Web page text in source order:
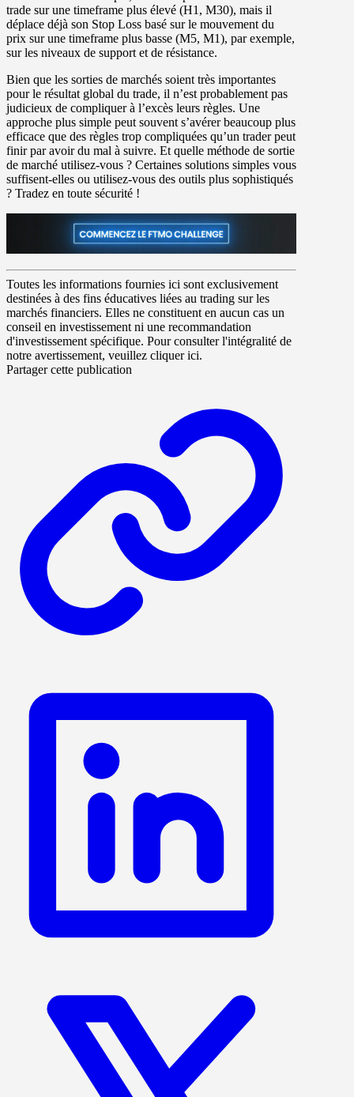
trade sur une timeframe plus élevé (H1, M30), mais il
déplace déjà son Stop Loss basé sur le mouvement du
prix sur une timeframe plus basse (M5, M1), par exemple,
sur les niveaux de support et de résistance.
Bien que les sorties de marchés soient très importantes
pour le résultat global du trade, il n’est probablement pas
judicieux de compliquer à l’excès leurs règles. Une
approche plus simple peut souvent s’avérer beaucoup plus
efficace que des règles trop compliquées qu’un trader peut
finir par avoir du mal à suivre. Et quelle méthode de sortie
de marché utilisez-vous ? Certaines solutions simples vous
suffisent-elles ou utilisez-vous des outils plus sophistiqués
? Tradez en toute sécurité !
Toutes les informations fournies ici sont exclusivement
destinées à des fins éducatives liées au trading sur les
marchés financiers. Elles ne constituent en aucun cas un
conseil en investissement ni une recommandation
d'investissement spécifique. Pour consulter l'intégralité de
notre avertissement, veuillez cliquer ici.
Partager cette publication